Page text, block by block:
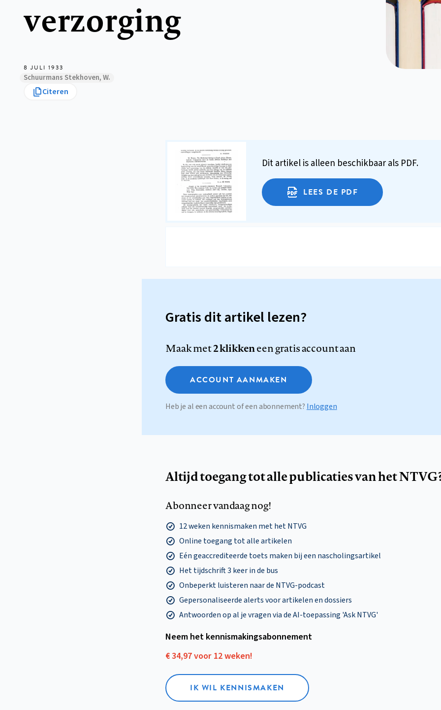
verzorging
8 JULI 1933
Schuurmans Stekhoven, W.
Citeren
Dit artikel is alleen beschikbaar als PDF.
LEES DE PDF
Gratis dit artikel lezen?
Maak met2 klikkeneen gratis account aan
ACCOUNT AANMAKEN
Heb je al een account of een abonnement? Inloggen
Altijd toegang tot alle publicaties van het
Abonneer vandaag nog!
12 weken kennismaken met het NTVG
Online toegang tot alle artikelen
Eén geaccrediteerde toets maken bij een nascholingsartikel
Het tijdschrift 3 keer in de bus
Onbeperkt luisteren naar de NTVG-podcast
Gepersonaliseerde alerts voor artikelen en dossiers
Antwoorden op al je vragen via de AI-toepassing 'Ask NTVG'
Neem het kennismakings­abonnement
€ 34,97 voor 12 weken!
IK WIL KENNISMAKEN